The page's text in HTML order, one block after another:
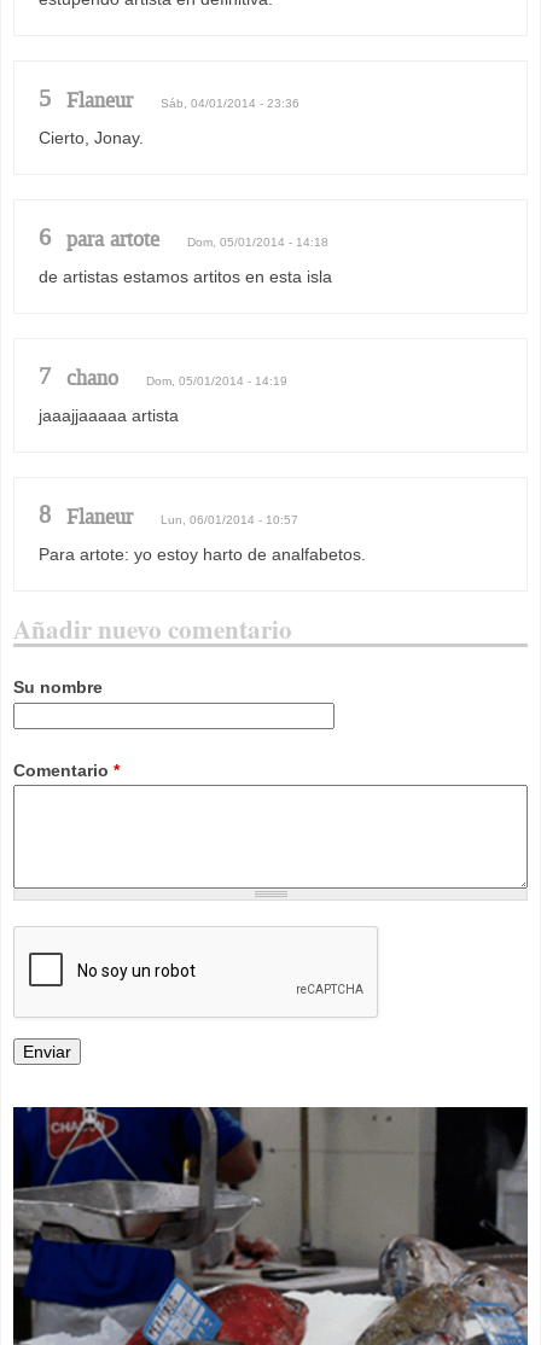
5 Flaneur Sáb, 04/01/2014 - 23:36
Cierto, Jonay.
6 para artote Dom, 05/01/2014 - 14:18
de artistas estamos artitos en esta isla
7 chano Dom, 05/01/2014 - 14:19
jaaajjaaaaa artista
8 Flaneur Lun, 06/01/2014 - 10:57
Para artote: yo estoy harto de analfabetos.
Añadir nuevo comentario
Su nombre
Comentario *